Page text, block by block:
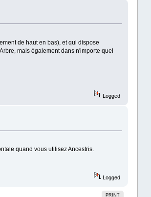
de haut en bas), et qui dispose
mais également dans n'importe quel
Logged
quand vous utilisez Ancestris.
Logged
PRINT